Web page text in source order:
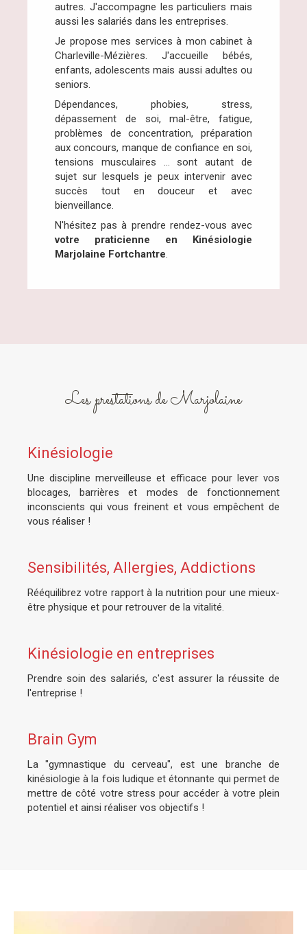
autres. J'accompagne les particuliers mais
aussi les salariés dans les entreprises.
Je propose mes services à mon cabinet à
Charleville-Mézières. J'accueille bébés,
enfants, adolescents mais aussi adultes ou
seniors.
Dépendances, phobies, stress,
dépassement de soi, mal-être, fatigue,
problèmes de concentration, préparation
aux concours, manque de confiance en soi,
tensions musculaires ... sont autant de
sujet sur lesquels je peux intervenir avec
succès tout en douceur et avec
bienveillance.
N'hésitez pas à prendre rendez-vous avec
votre praticienne en Kinésiologie
Marjolaine Fortchantre.
Les prestations de Marjolaine
Kinésiologie
Une discipline merveilleuse et efficace pour lever vos
blocages, barrières et modes de fonctionnement
inconscients qui vous freinent et vous empêchent de
vous réaliser !
Sensibilités, Allergies, Addictions
Rééquilibrez votre rapport à la nutrition pour une mieux-
être physique et pour retrouver de la vitalité.
Kinésiologie en entreprises
Prendre soin des salariés, c'est assurer la réussite de
l'entreprise !
Brain Gym
La "gymnastique du cerveau", est une branche de
kinésiologie à la fois ludique et étonnante qui permet de
mettre de côté votre stress pour accéder à votre plein
potentiel et ainsi réaliser vos objectifs !